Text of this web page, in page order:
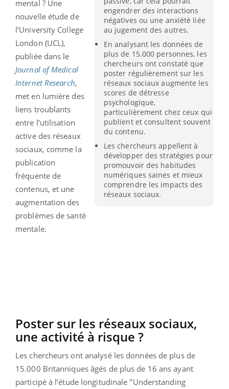
engendrer des interactions
négatives ou une anxiété liée
au jugement des autres.
En analysant les données de
plus de 15.000 personnes, les
chercheurs ont constaté que
poster régulièrement sur les
réseaux sociaux augmente les
scores de détresse
psychologique,
particulièrement chez ceux qui
publient et consultent souvent
du contenu.
Les chercheurs appellent à
développer des stratégies pour
promouvoir des habitudes
numériques saines et mieux
comprendre les impacts des
réseaux sociaux.
mental ? Une
nouvelle étude de
l’University College
London (UCL),
publiée dans le
Journal of Medical
Internet Research,
met en lumière des
liens troublants
entre l’utilisation
active des réseaux
sociaux, comme la
publication
fréquente de
contenus, et une
augmentation des
problèmes de santé
mentale.
Poster sur les réseaux sociaux,
une activité à risque ?
Les chercheurs ont analysé les données de plus de
15.000 Britanniques âgés de plus de 16 ans ayant
participé à l’étude longitudinale "Understanding